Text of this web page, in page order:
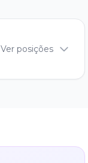
Ver posições